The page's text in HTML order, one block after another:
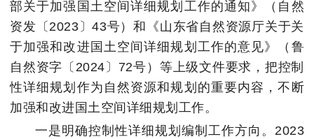
部关于加强国土空间详细规划工作的通知》（自然
资发〔2023〕43号）和《山东省自然资源厅关于关
于加强和改进国土空间详细规划工作的意见》（鲁
自然资字〔2024〕72号）等上级文件要求，把控制
性详细规划作为自然资源和规划的重要内容，不断
加强和改进国土空间详细规划工作。
一是明确控制性详细规划编制工作方向。2023